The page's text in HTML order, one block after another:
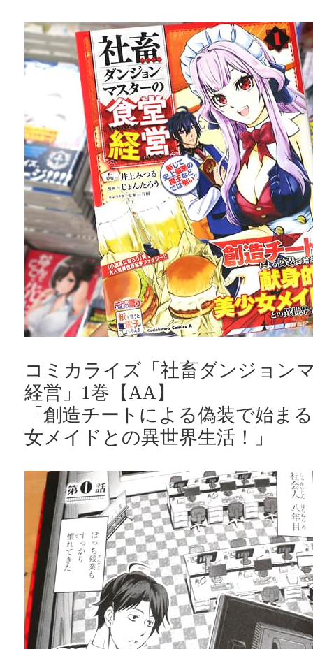
コミカライズ「社畜ダンジョン
経営」1巻【AA】
「創造チートによる偽装で始ま
女メイドとの異世界生活！」